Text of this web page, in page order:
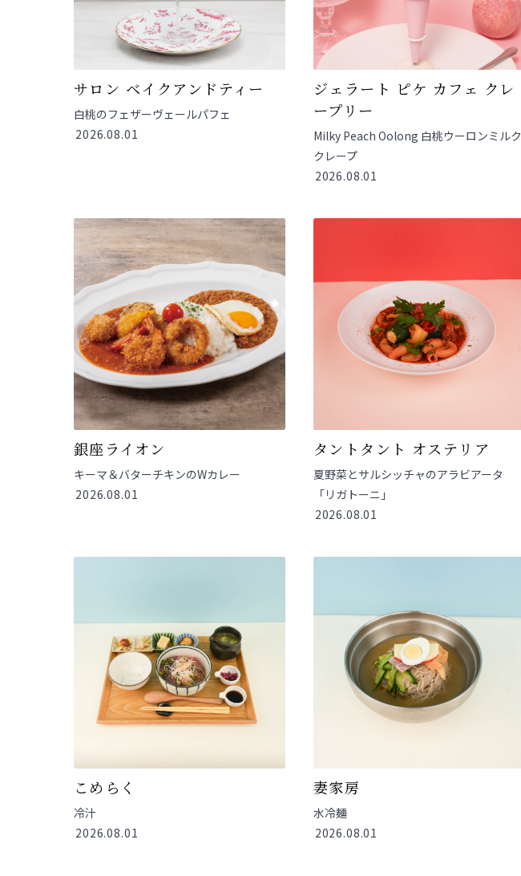
サロン ベイクアンドティー
白桃のフェザーヴェールパフェ
2026.08.01
ジェラート ピケ カフェ クレ
ープリー
Milky Peach Oolong 白桃ウーロンミルク
クレープ
2026.08.01
銀座ライオン
キーマ＆バターチキンのWカレー
2026.08.01
タントタント オステリア
夏野菜とサルシッチャのアラビアータ
「リガトーニ」
2026.08.01
こめらく
冷汁
2026.08.01
妻家房
水冷麺
2026.08.01